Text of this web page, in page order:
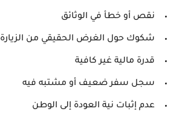
نقص أو خطأ في الوثائق
شكوك حول الغرض الحقيقي من الزيارة
قدرة مالية غير كافية
سجل سفر ضعيف أو مشتبه فيه
عدم إثبات نية العودة إلى الوطن